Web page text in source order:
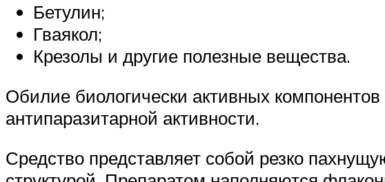
Бетулин;
Гваякол;
Крезолы и другие полезные вещества.
Обилие биологически активных
антипаразитарной активности.
Средство представляет собой резко